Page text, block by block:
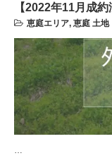
【2022年11月成
恵庭エリア, 恵庭 土地
…